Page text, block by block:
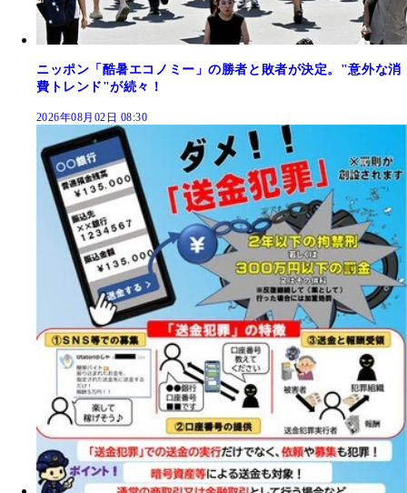
ニッポン「酷暑エコノミー」の勝者と敗者が決定。"意外な消
費トレンド"が続々！
2026年08月02日 08:30